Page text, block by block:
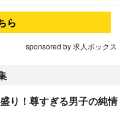
ら
sponsored by 求人ボックス
り！尊すぎる男子の純情